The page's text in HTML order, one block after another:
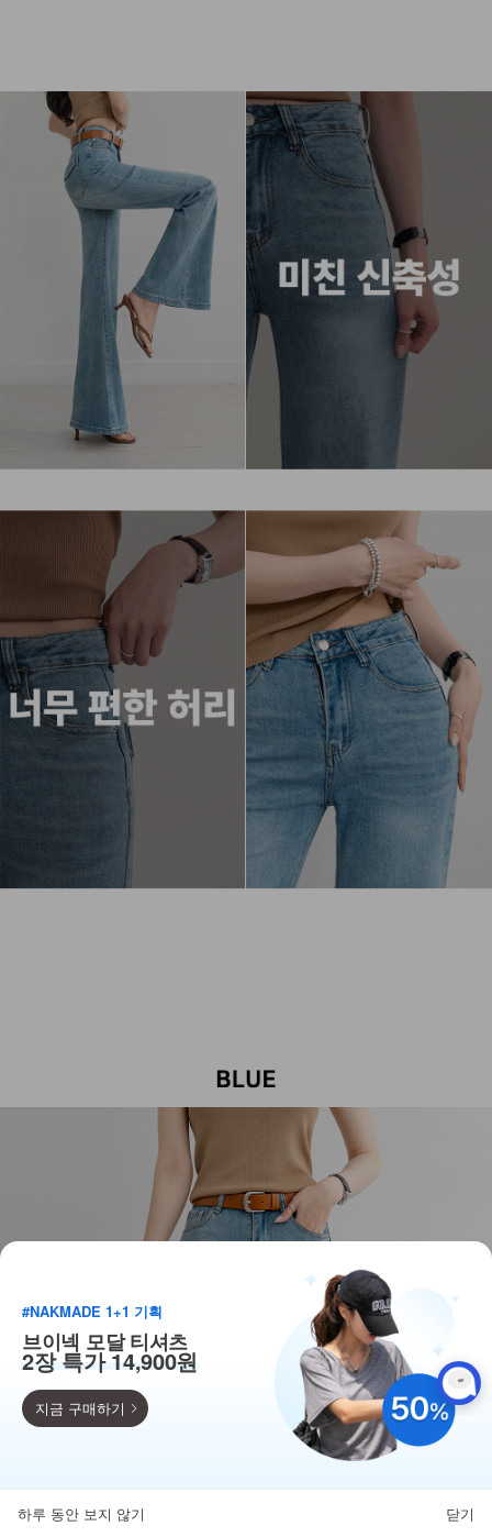
득템찬스
#NAKMADE 1+1 기획
브이넥 모달 티셔츠
2장 특가 14,900원
지금 구매하기
하루 동안 보지 않기 닫기
뒤로가기 카테고리 마이페이지